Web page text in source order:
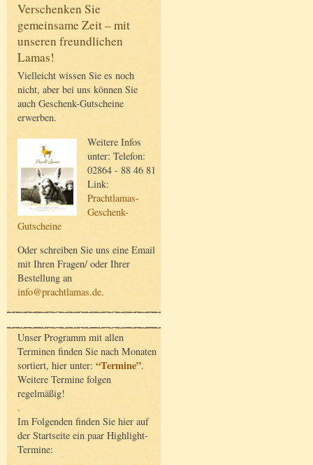
Verschenken Sie
gemeinsame Zeit – mit
unseren freundlichen
Lamas!
Vielleicht wissen Sie es noch
nicht, aber bei uns können Sie
auch Geschenk-Gutscheine
erwerben.
Weitere Infos
unter: Telefon:
02864 - 88 46 81
Link:
Prachtlamas-
Geschenk-
Gutscheine
Oder schreiben Sie uns eine Email
mit Ihren Fragen/ oder Ihrer
Bestellung an
info@prachtlamas.de.
Unser Programm mit allen
Terminen finden Sie nach Monaten
sortiert, hier unter: “Termine”.
Weitere Termine folgen
regelmäßig!
.
Im Folgenden finden Sie hier auf
der Startseite ein paar Highlight-
Termine: